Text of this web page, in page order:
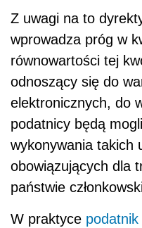
Z uwagi na to
wprowadza próg w
równowartości tej
odnoszący się do
elektronicznych, do
podatnicy będą
wykonywania takich
obowiązujących dla
państwie
W praktyce podatnik